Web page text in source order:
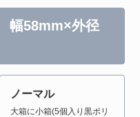
幅58mm×外径
ノーマル
大箱に小箱(5個入り黒ポリ